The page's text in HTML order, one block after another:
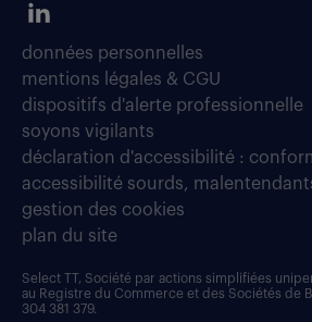
données personnelles
mentions légales & CGU
dispositifs d'alerte professionnelle
soyons vigilants
déclaration d'accessibilité :
accessibilité sourds,
gestion des cookies
plan du site
Select TT, Société par actions simplifiées
au Registre du Commerce et des Sociétés de
304 381 379.